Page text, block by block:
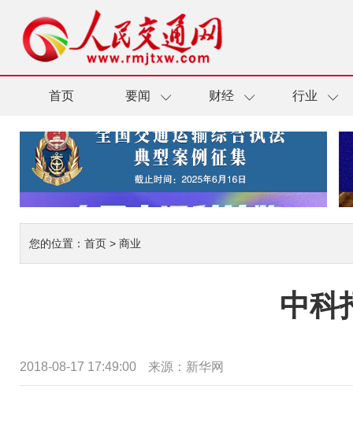
首页 要闻 财经 行业
您的位置： 首页 > 商业
中科
2018-08-17 17:49:00 来源：新华网